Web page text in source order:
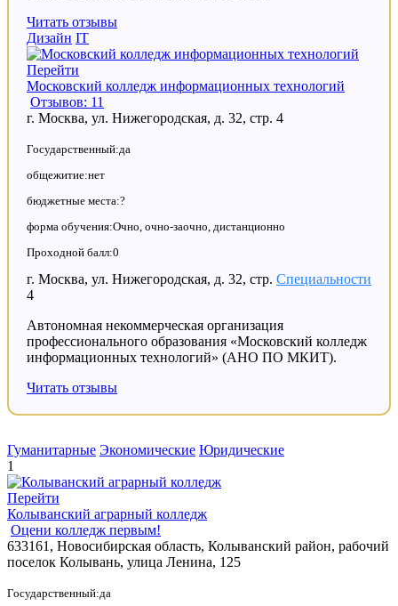
Читать отзывы
Дизайн IT
Перейти
Московский колледж информационных технологий
Отзывов: 11
г. Москва, ул. Нижегородская, д. 32, стр. 4
Государственный:да
общежитие:нет
бюджетные места:?
форма обучения:Очно, очно-заочно, дистанционно
Проходной балл:0
Специальности
г. Москва, ул. Нижегородская, д. 32, стр.
4
Автономная некоммерческая организация
профессионального образования «Московский колледж
информационных технологий» (АНО ПО МКИТ).
Читать отзывы
Гуманитарные Экономические Юридические
1
Перейти
Колыванский аграрный колледж
Оцени колледж первым!
633161, Новосибирская область, Колыванский район, рабочий
поселок Колывань, улица Ленина, 125
Государственный:да